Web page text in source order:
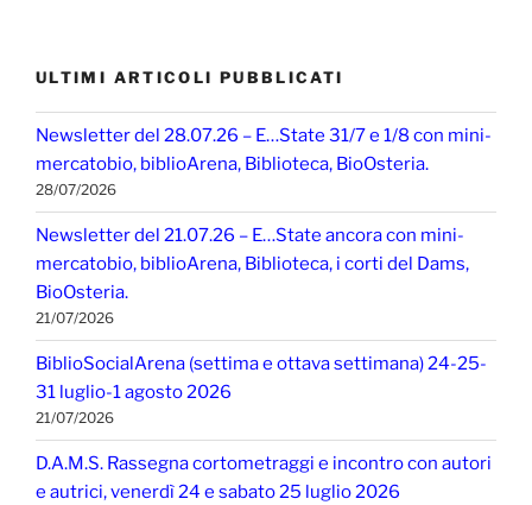
ULTIMI ARTICOLI PUBBLICATI
Newsletter del 28.07.26 – E…State 31/7 e 1/8 con mini-
mercatobio, biblioArena, Biblioteca, BioOsteria.
28/07/2026
Newsletter del 21.07.26 – E…State ancora con mini-
mercatobio, biblioArena, Biblioteca, i corti del Dams,
BioOsteria.
21/07/2026
BiblioSocialArena (settima e ottava settimana) 24-25-
31 luglio-1 agosto 2026
21/07/2026
D.A.M.S. Rassegna cortometraggi e incontro con autori
e autrici, venerdì 24 e sabato 25 luglio 2026